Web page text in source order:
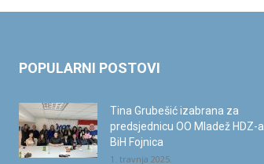
POPULARNI POSTOVI
Tina Grubešić izabrana za
predsjednicu OO Mladež HDZ-a
BiH Fojnica
1. travnja 2025.